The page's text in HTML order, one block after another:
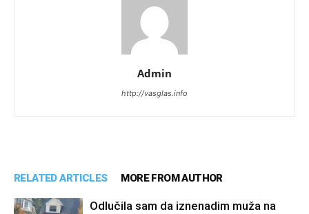
Admin
http://vasglas.info
RELATED ARTICLES MORE FROM AUTHOR
Odlučila sam da iznenadim muža na